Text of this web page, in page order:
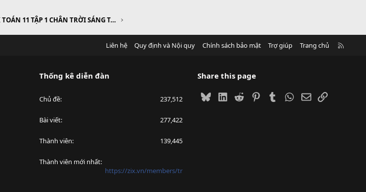
GIẢI SGK TOÁN 11 TẬP 1 CHÂN TRỜI SÁNG TẠO
Liên hệ Quy định và Nội quy Chính sách bảo mật Trợ giúp Trang chủ
Thống kê diễn đàn
Chủ đề 237,512
Bài viết 277,422
Thành viên 139,445
Thành viên mới nhất
https://zix.vn/members/tr
Share this page
BlueskyLinkedIn
Reddit PinterestTumblrWhatsApp
EmailLink